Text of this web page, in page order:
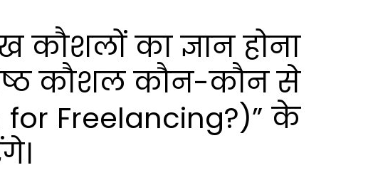
का ज्ञान होना
कौशल कौन-कौन से
for Freelancing?)” के